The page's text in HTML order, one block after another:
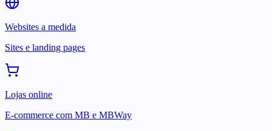
Websites a medida
Sites e landing pages
Lojas online
E-commerce com MB e MBWay